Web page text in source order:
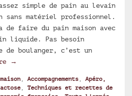
simple de pain au levain
sans matériel professionnel.
de faire du pain maison avec
liquide. Pas besoin
de boulanger, c’est un
Pain maison au levain liquide
→
, Accompagnements , Apéro,
, Techniques et recettes de